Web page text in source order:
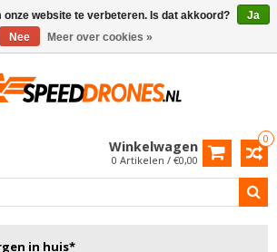
0
Winkelwagen
0 Artikelen / €0,00
in huis*
onze website te verbeteren. Is dat akkoord?
Ja
Nee
Meer over cookies »